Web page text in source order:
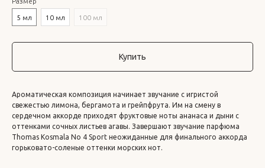
5 мл 10 мл 100 мл
Купить
Ароматическая композиция начинает звучание с игристой
свежестью лимона, бергамота и грейпфрута. Им на смену в
сердечном аккорде приходят фруктовые ноты ананаса и дыни с
оттенками сочных листьев агавы. Завершают звучание парфюма
Thomas Kosmala No 4 Sport неожиданные для финального аккорда
горьковато-соленые оттенки морских нот.